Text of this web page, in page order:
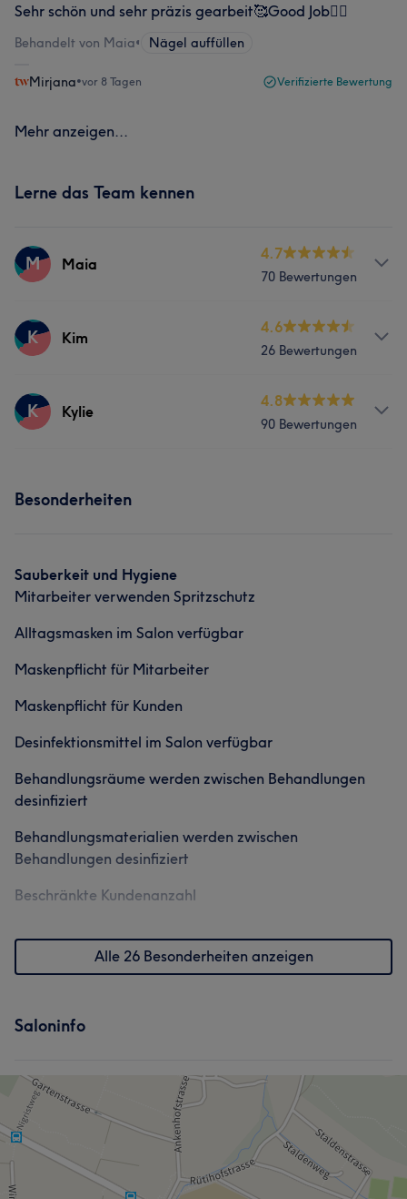
Sehr schön und sehr präzis gearbeit🥰Good Job👍🏻
Behandelt von Maia• Nägel auffüllen
Mirjana•vor 8 Tagen Verifizierte Bewertung
Mehr anzeigen...
Lerne das Team kennen
M Maia
4.7
70 Bewertungen
Services
Portfolio
Was unsere Kunden über Maia sagen
K Kim
4.6
26 Bewertungen
Services
K Kylie
4.8
90 Bewertungen
Portfolio
Besonderheiten
Sauberkeit und Hygiene
Mitarbeiter verwenden Spritzschutz
Alltagsmasken im Salon verfügbar
Maskenpflicht für Mitarbeiter
Maskenpflicht für Kunden
Desinfektionsmittel im Salon verfügbar
Behandlungsräume werden zwischen Behandlungen
desinfiziert
Behandlungsmaterialien werden zwischen
Behandlungen desinfiziert
Beschränkte Kundenanzahl
Alle 26 Besonderheiten anzeigen
Saloninfo